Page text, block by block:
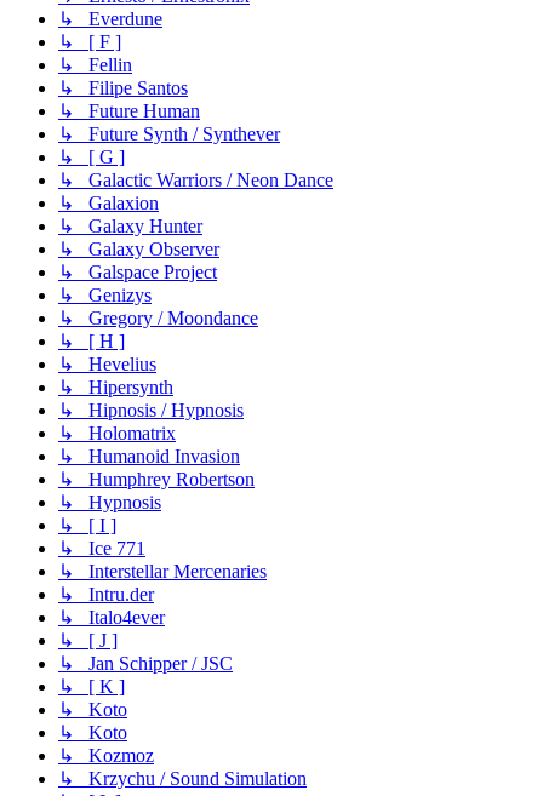
↳ Everdune
↳ [ F ]
↳ Fellin
↳ Filipe Santos
↳ Future Human
↳ Future Synth / Synthever
↳ [ G ]
↳ Galactic Warriors / Neon Dance
↳ Galaxion
↳ Galaxy Hunter
↳ Galaxy Observer
↳ Galspace Project
↳ Genizys
↳ Gregory / Moondance
↳ [ H ]
↳ Hevelius
↳ Hipersynth
↳ Hipnosis / Hypnosis
↳ Holomatrix
↳ Humanoid Invasion
↳ Humphrey Robertson
↳ Hypnosis
↳ [ I ]
↳ Ice 771
↳ Interstellar Mercenaries
↳ Intru.der
↳ Italo4ever
↳ [ J ]
↳ Jan Schipper / JSC
↳ [ K ]
↳ Koto
↳ Koto
↳ Kozmoz
↳ Krzychu / Sound Simulation